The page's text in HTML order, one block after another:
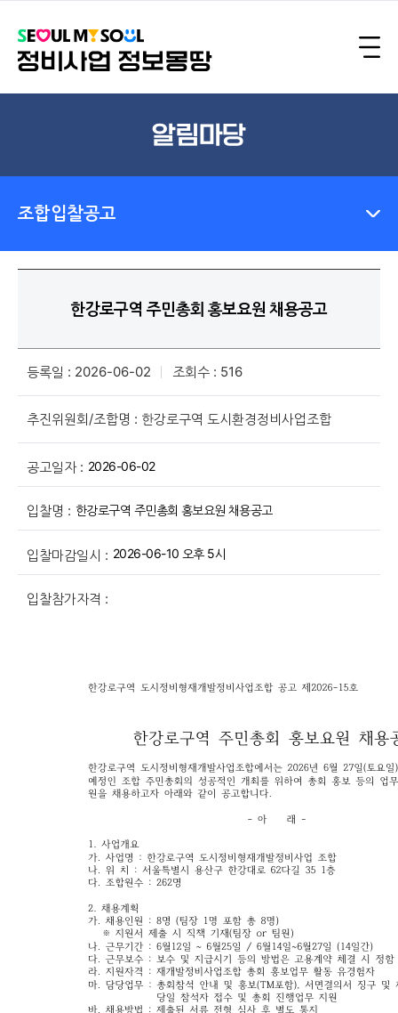
알림마당
조합입찰공고
한강로구역 주민총회 홍보요원 채용공고
등록일 : 2026-06-02 조회수 : 516
추진위원회/조합명 : 한강로구역 도시환경정비사업조합
공고일자 : 2026-06-02
입찰명 : 한강로구역 주민총회 홍보요원 채용공고
입찰마감일시 : 2026-06-10 오후 5시
입찰참가자격 :